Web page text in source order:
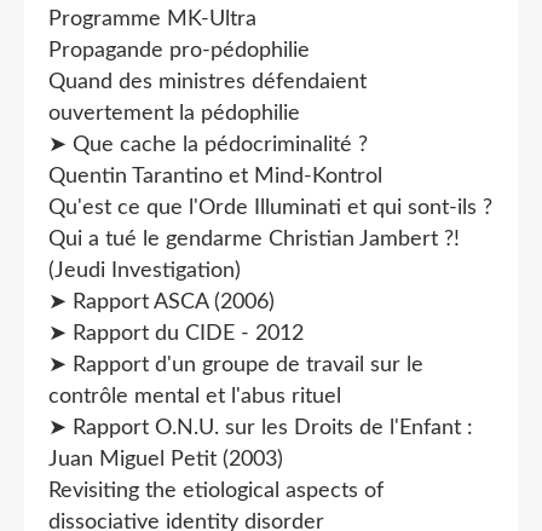
Programme MK-Ultra
Propagande pro-pédophilie
Quand des ministres défendaient
ouvertement la pédophilie
➤ Que cache la pédocriminalité ?
Quentin Tarantino et Mind-Kontrol
Qu'est ce que l'Orde Illuminati et qui sont-ils ?
Qui a tué le gendarme Christian Jambert ?!
(Jeudi Investigation)
➤ Rapport ASCA (2006)
➤ Rapport du CIDE - 2012
➤ Rapport d'un groupe de travail sur le
contrôle mental et l'abus rituel
➤ Rapport O.N.U. sur les Droits de l'Enfant :
Juan Miguel Petit (2003)
Revisiting the etiological aspects of
dissociative identity disorder